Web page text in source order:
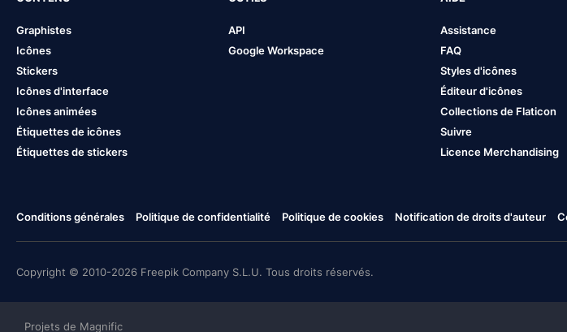
Graphistes
Icônes
Stickers
Icônes d'interface
Icônes animées
Étiquettes de icônes
Étiquettes de stickers
API
Google Workspace
Assistance
FAQ
Styles d'icônes
Éditeur d'icônes
Collections de Flaticon
Suivre
Licence Merchandising
Conditions générales Politique de confidentialité Politique de cookies Notification de droits d'auteur
Copyright © 2010-2026 Freepik Company S.L.U. Tous droits réservés.
Projets de Magnific